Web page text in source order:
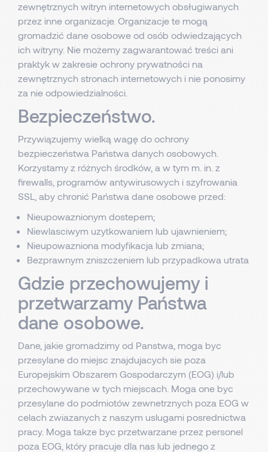
zewnętrznych witryn internetowych obsługiwanych
przez inne organizacje. Organizacje te mogą
gromadzić dane osobowe od osób odwiedzających
ich witryny. Nie możemy zagwarantować treści ani
praktyk w zakresie ochrony prywatności na
zewnętrznych stronach internetowych i nie ponosimy
za nie odpowiedzialności.
Bezpieczeństwo.
Przywiązujemy wielką wagę do ochrony
bezpieczeństwa Państwa danych osobowych.
Korzystamy z różnych środków, a w tym m. in. z
firewalls, programów antywirusowych i szyfrowania
SSL, aby chronić Państwa dane osobowe przed:
Nieupowaznionym dostepem;
Niewlasciwym uzytkowaniem lub ujawnieniem;
Nieupowazniona modyfikacja lub zmiana;
Bezprawnym zniszczeniem lub przypadkowa utrata
Gdzie przechowujemy i
przetwarzamy Państwa
dane osobowe.
Dane, jakie gromadzimy od Panstwa, moga byc
przesylane do miejsc znajdujacych sie poza
Europejskim Obszarem Gospodarczym (EOG) i/lub
przechowywane w tych miejscach. Moga one byc
przesylane do podmiotów zewnetrznych poza EOG w
celach zwiazanych z naszym uslugami posrednictwa
pracy. Moga takze byc przetwarzane przez personel
poza EOG, który pracuje dla nas lub jednego z